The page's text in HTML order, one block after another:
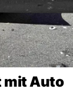
mit Auto